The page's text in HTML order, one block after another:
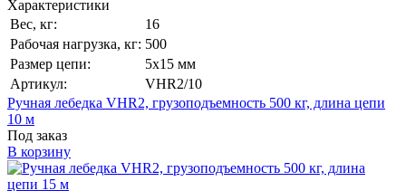
Характеристики
Вес, кг:
16
Рабочая нагрузка, кг: 500
Размер цепи:
5x15 мм
Артикул:
VHR2/10
Ручная лебедка VHR2, грузоподъемность 500 кг, длина цепи
10 м
Под заказ
В корзину